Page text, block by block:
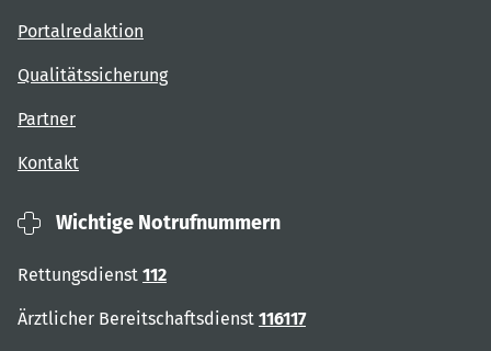
Portalredaktion
Qualitätssicherung
Partner
Kontakt
Wichtige Notrufnummern
Rettungsdienst 112
Ärztlicher Bereitschaftsdienst 116117